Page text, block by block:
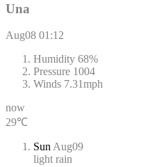
Una
Aug08 01:12
Humidity 68%
Pressure 1004
Winds 7.31mph
now
29℃
SunAug09
light rain